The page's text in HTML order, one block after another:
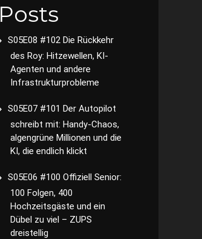
Posts
S05E08 #102 Die Rückkehr
des Roy: Hitzewellen, KI-
Agenten und andere
Infrastrukturprobleme
S05E07 #101 Der Autopilot
schreibt mit: Handy-Chaos,
algengrüne Millionen und die
KI, die endlich klickt
S05E06 #100 Offiziell Senior:
100 Folgen, 400
Hochzeitsgäste und ein
Dübel zu viel – ZUPS
dreistellig